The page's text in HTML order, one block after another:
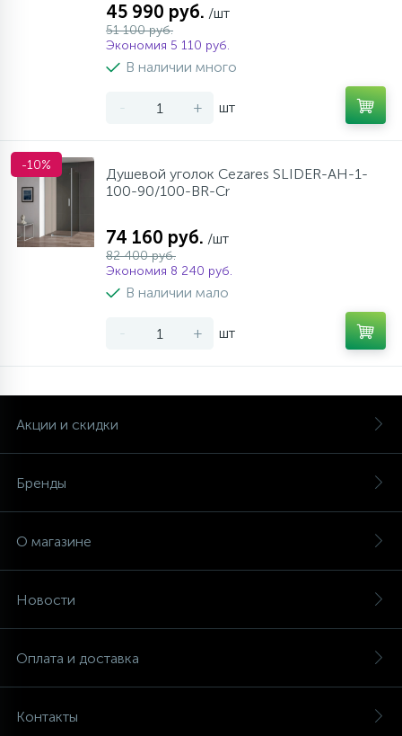
45 990 руб. /шт
51 100 руб.
Экономия 5 110 руб.
В наличии много
- + шт
-10%
Душевой уголок Cezares SLIDER-AH-1-
100-90/100-BR-Cr
74 160 руб. /шт
82 400 руб.
Экономия 8 240 руб.
В наличии мало
- + шт
Акции и скидки
Бренды
О магазине
Новости
Оплата и доставка
Контакты